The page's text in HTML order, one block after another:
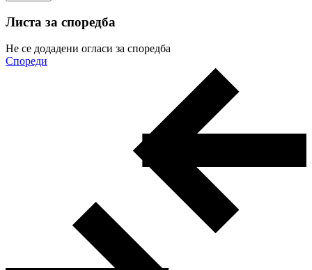
Листа за споредба
Не се додадени огласи за споредба
Спореди